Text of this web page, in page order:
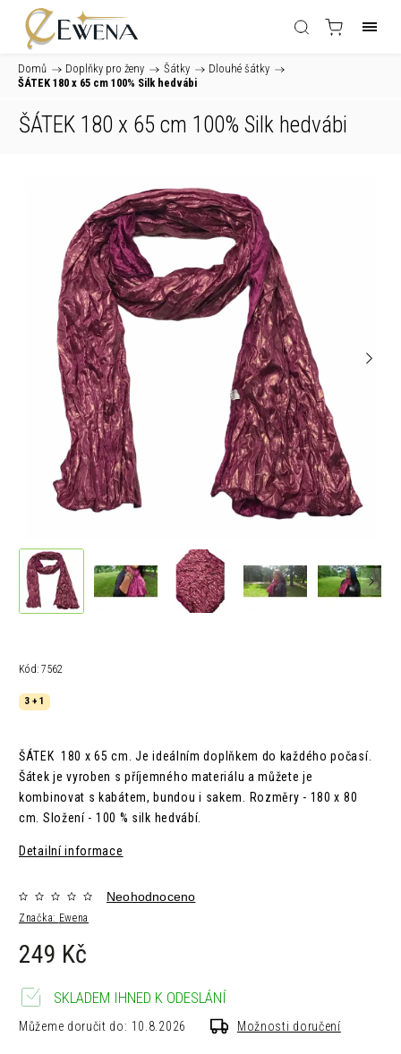
Domů / Doplňky pro ženy / Šátky / Dlouhé šátky /
ŠÁTEK 180 x 65 cm 100% Silk hedvábi
ŠÁTEK 180 x 65 cm 100% Silk hedvábi
Kód: 7562
3 + 1
ŠÁTEK 180 x 65 cm. Je ideálním doplňkem do každého počasí.
Šátek je vyroben s příjemného materiálu a můžete je
kombinovat s kabátem, bundou i sakem.
Rozměry - 180 x 80
cm. Složení - 100 % silk hedvábí.
Detailní informace
Značka: Ewena
Neohodnoceno
249 Kč
SKLADEM IHNED K ODESLÁNÍ
Můžeme doručit do: 10.8.2026 Možnosti doručení